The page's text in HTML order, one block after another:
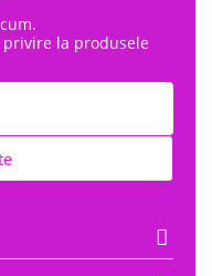
la produsele